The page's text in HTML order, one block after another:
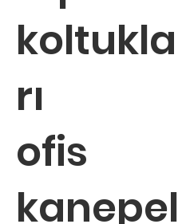
koltukla
rı
ofis
kanepel